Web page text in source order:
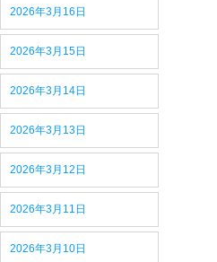
2026年3月16日
2026年3月15日
2026年3月14日
2026年3月13日
2026年3月12日
2026年3月11日
2026年3月10日